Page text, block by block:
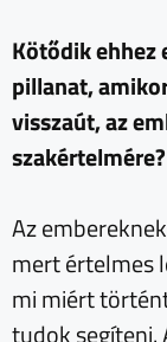
Kötődik ehhez
pillanat,
visszaút, az
szakértelmére?
Az
mert értelmes
mi miért
tudok segíteni.